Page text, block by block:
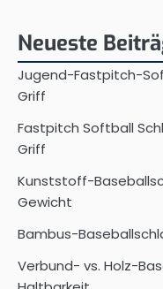
Neueste
Jugend-Fastpitch-
Griff
Fastpitch Softball
Griff
Kunststoff-
Gewicht
Bambus-
Verbund- vs. Holz-